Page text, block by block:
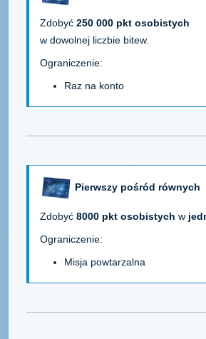
Zdobyć 250 000 pkt osobistych
w dowolnej liczbie bitew.
Ograniczenie:
Raz na konto
Pierwszy pośród równych
Zdobyć 8000 pkt osobistych w
Ograniczenie:
Misja powtarzalna